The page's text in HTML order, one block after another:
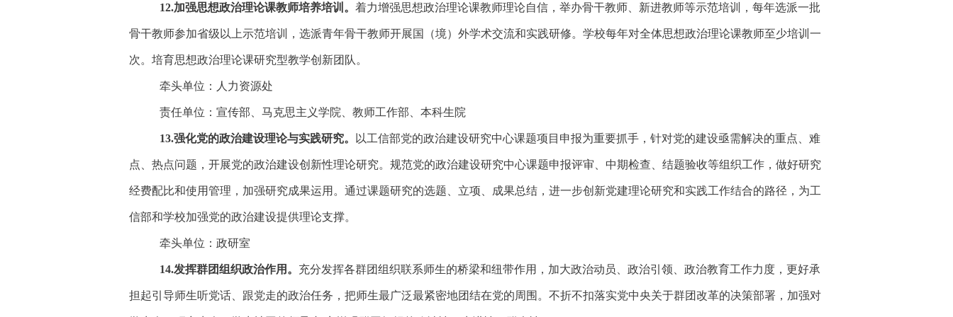
12.加强思想政治理论课教师培养培训。 着力增强思想政治理论课教师理论自信，举办骨干教师、新进教师等示范培训，每年选派一批
骨干教师参加省级以上示范培训，选派青年骨干教师开展国（境）外学术交流和实践研修。学校每年对全体思想政治理论课教师至少培训一
次。培育思想政治理论课研究型教学创新团队。
牵头单位：人力资源处
责任单位：宣传部、马克思主义学院、教师工作部、本科生院
13.强化党的政治建设理论与实践研究。 以工信部党的政治建设研究中心课题项目申报为重要抓手， 针对党的建设亟需解决的重点、难
点、热点问题，开展党的政治建设创新性理论研究。规范党的政治建设研究中心课题申报评审、中期检查、结题验收等组织工作，做好研究
经费配比和使用管理，加强研究成果运用。通过课题研究的选题、立项、 成果总结，进一步创新党建理论研究和实践工作结合的路径 ， 为工
信部和学校加强党的政治建设提供理论支撑。
牵头单位：政研室
14.发挥群团组织政治作用。 充分发挥各群团组织联系师生的桥梁和纽带作用，加大政治动员、政治引领、政治教育工作力度，更好承
担起引导师生听党话、跟党走的政治任务，把师生最广泛最紧密地团结在党的周围。不折不扣落实党中央关于群团改革的决策部署，加强对